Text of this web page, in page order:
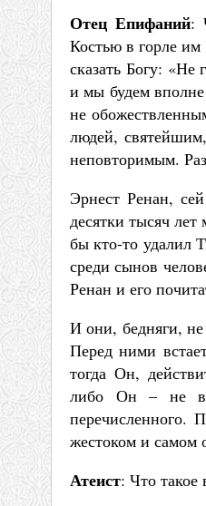
Отец Епифаний:
Костью в горле
сказать Богу:
и мы будем
не
людей,
неповторимым.
Эрнест Ренан,
десятки тысяч
бы кто-то удалил
среди сынов
Ренан и его
И они, бедняги, не
Перед ними
тогда Он,
либо Он – не
жестоком и самом
Атеист: Что такое